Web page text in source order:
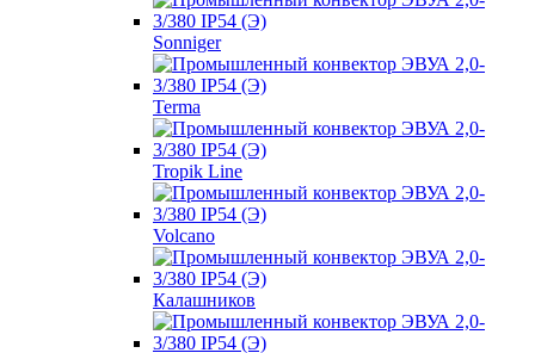
Sonniger
Terma
Tropik Line
Volcano
Калашников